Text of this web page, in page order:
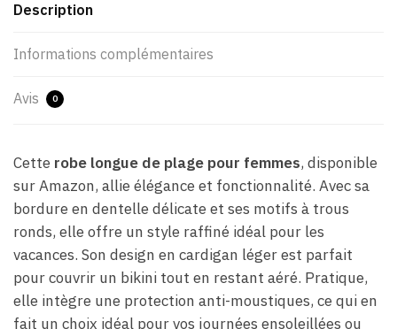
Description
Informations complémentaires
Avis 0
Cette robe longue de plage pour femmes, disponible
sur Amazon, allie élégance et fonctionnalité. Avec sa
bordure en dentelle délicate et ses motifs à trous
ronds, elle offre un style raffiné idéal pour les
vacances. Son design en cardigan léger est parfait
pour couvrir un bikini tout en restant aéré. Pratique,
elle intègre une protection anti-moustiques, ce qui en
fait un choix idéal pour vos journées ensoleillées ou